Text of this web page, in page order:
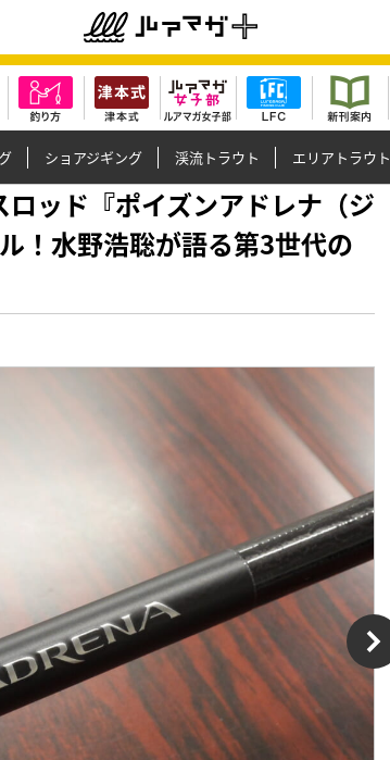
ショアジギング 渓流トラウト エリアトラウト
ッド『ポイズンアドレナ（ジ
！水野浩聡が語る第3世代の